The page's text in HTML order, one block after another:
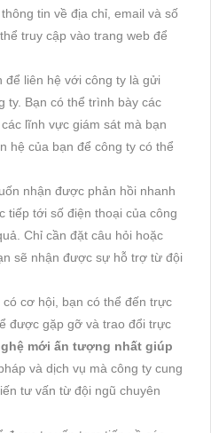
tin về địa chỉ, email và số
truy cập vào trang web để
liên hệ với công ty là gửi
ty. Bạn có thể trình bày các
lĩnh vực giám sát mà bạn
hệ của bạn để công ty có thể
nhận được phản hồi nhanh
tiếp tới số điện thoại của công
Chỉ cần đặt câu hỏi hoặc
sẽ nhận được sự hỗ trợ từ đội
cơ hội, bạn có thể đến trực
được gặp gỡ và trao đổi trực
mới ấn tượng nhất giúp
và dịch vụ mà công ty cung
​​tư vấn từ đội ngũ chuyên